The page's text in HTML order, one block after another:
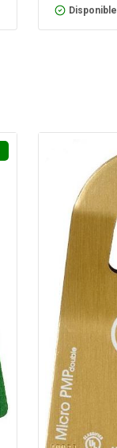
Disponible